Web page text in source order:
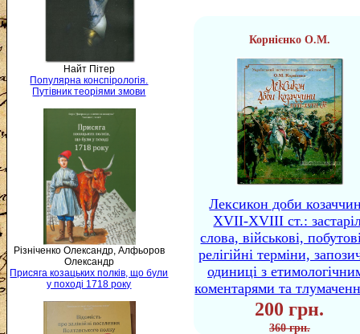
Найт Пітер
Популярна конспірологія.
Путівник теоріями змови
Різніченко Олександр, Алфьоров
Олександр
Присяга козацьких полків, що були
у поході 1718 року
Корнієнко О.М.
Лексикон доби
XVII-XVIII ст.:
слова, військові,
релігійні терміни,
одиниці з
коментарями та
200 грн.
360 грн.